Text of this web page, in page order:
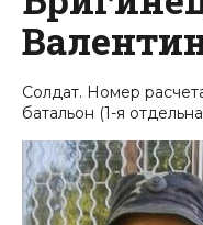
Солдат. Номер
батальон (1-я